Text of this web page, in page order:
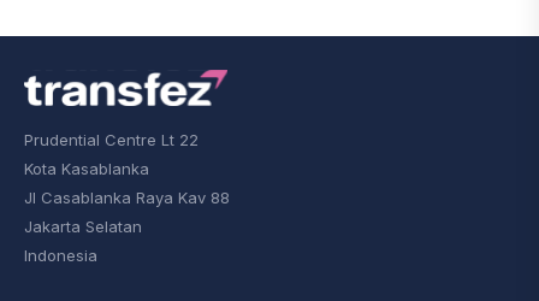
Prudential Centre Lt 22
Kota Kasablanka
Jl Casablanka Raya Kav 88
Jakarta Selatan
Indonesia